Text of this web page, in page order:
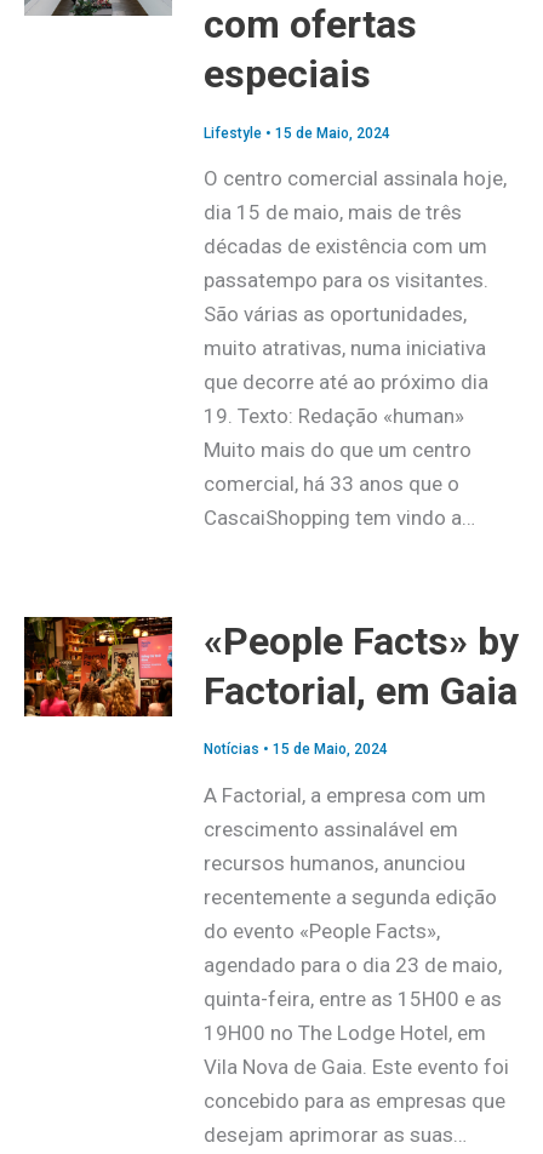
com ofertas
especiais
Lifestyle• 15 de Maio, 2024
O centro comercial assinala hoje,
dia 15 de maio, mais de três
décadas de existência com um
passatempo para os visitantes.
São várias as oportunidades,
muito atrativas, numa iniciativa
que decorre até ao próximo dia
19. Texto: Redação «human»
Muito mais do que um centro
comercial, há 33 anos que o
CascaiShopping tem vindo a…
«People Facts» by
Factorial, em Gaia
Notícias • 15 de Maio, 2024
A Factorial, a empresa com um
crescimento assinalável em
recursos humanos, anunciou
recentemente a segunda edição
do evento «People Facts»,
agendado para o dia 23 de maio,
quinta-feira, entre as 15H00 e as
19H00 no The Lodge Hotel, em
Vila Nova de Gaia. Este evento foi
concebido para as empresas que
desejam aprimorar as suas…